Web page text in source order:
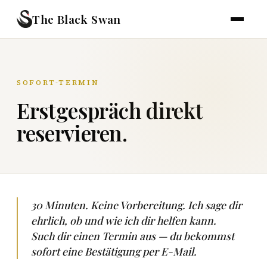
The Black Swan
SOFORT-TERMIN
Erstgespräch direkt
reservieren.
30 Minuten. Keine Vorbereitung. Ich sage dir
ehrlich, ob und wie ich dir helfen kann.
Such dir einen Termin aus — du bekommst
sofort eine Bestätigung per E-Mail.